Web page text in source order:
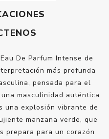
De Parfum Intense de
más profunda
pensada para el
masculinidad auténtica
una explosión vibrante de
manzana verde, que
prepara para un corazón